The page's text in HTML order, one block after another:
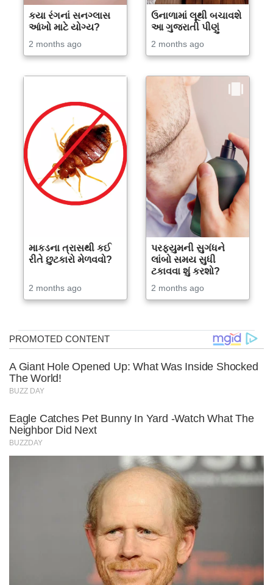
કયા રંગનાં સનગ્લાસ
આંખો માટે યોગ્ય?
2 months ago
ઉનાળામાં લૂથી બચાવશે
આ ગુજરાતી પીણું
2 months ago
માકડના ત્રાસથી કઈ
રીતે છુટકારો મેળવવો?
2 months ago
પરફ્યુમની સુગંધને
લાંબો સમય સુધી
ટકાવવા શું કરશો?
2 months ago